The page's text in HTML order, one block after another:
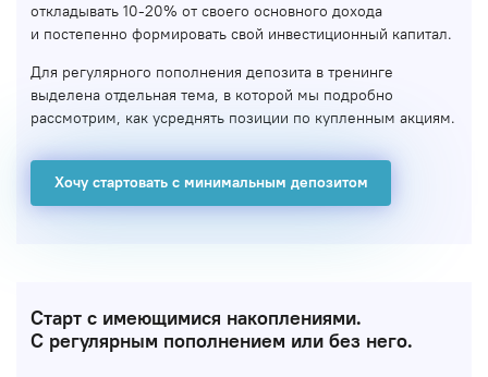
откладывать 10-20% от своего основного дохода
и постепенно формировать свой инвестиционный капитал.
Для регулярного пополнения депозита в тренинге
выделена отдельная тема, в которой мы подробно
рассмотрим, как усреднять позиции по купленным акциям.
Хочу стартовать с минимальным депозитом
Старт с имеющимися накоплениями.
С регулярным пополнением или без него.